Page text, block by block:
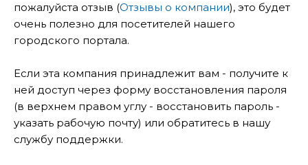
пожалуйста отзыв (Отзывы о компании), это будет
очень полезно для посетителей нашего
городского портала.
Если эта компания принадлежит вам - получите к
ней доступ через форму восстановления пароля
(в верхнем правом углу - восстановить пароль -
указать рабочую почту) или обратитесь в нашу
службу поддержки.